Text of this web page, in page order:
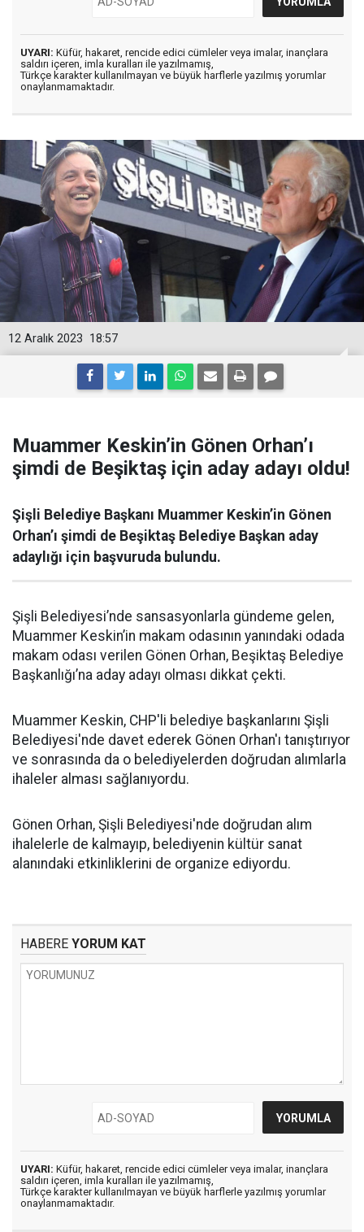
UYARI: Küfür, hakaret, rencide edici cümleler veya imalar, inançlara
saldırı içeren, imla kuralları ile yazılmamış,
Türkçe karakter kullanılmayan ve büyük harflerle yazılmış yorumlar
onaylanmamaktadır.
18:57
12 Aralık 2023
Muammer Keskin’in Gönen Orhan’ı
şimdi de Beşiktaş için aday adayı oldu!
Şişli Belediye Başkanı Muammer Keskin’in Gönen
Orhan’ı şimdi de Beşiktaş Belediye Başkan aday
adaylığı için başvuruda bulundu.
Şişli Belediyesi’nde sansasyonlarla gündeme gelen,
Muammer Keskin’in makam odasının yanındaki odada
makam odası verilen Gönen Orhan, Beşiktaş Belediye
Başkanlığı’na aday adayı olması dikkat çekti.
Muammer Keskin, CHP'li belediye başkanlarını Şişli
Belediyesi'nde davet ederek Gönen Orhan'ı tanıştırıyor
ve sonrasında da o belediyelerden doğrudan alımlarla
ihaleler alması sağlanıyordu.
Gönen Orhan, Şişli Belediyesi'nde doğrudan alım
ihalelerle de kalmayıp, belediyenin kültür sanat
alanındaki etkinliklerini de organize ediyordu.
HABERE YORUM KAT
UYARI: Küfür, hakaret, rencide edici cümleler veya imalar, inançlara
saldırı içeren, imla kuralları ile yazılmamış,
Türkçe karakter kullanılmayan ve büyük harflerle yazılmış yorumlar
onaylanmamaktadır.